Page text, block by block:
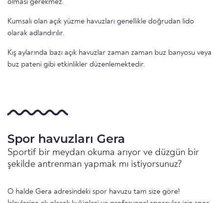
olması gerekmez.
Kumsalı olan açık yüzme havuzları genellikle doğrudan lido
olarak adlandırılır.
Kış aylarında bazı açık havuzlar zaman zaman buz banyosu veya
buz pateni gibi etkinlikler düzenlemektedir.
Spor havuzları Gera
Sportif bir meydan okuma arıyor ve düzgün bir
şekilde antrenman yapmak mı istiyorsunuz?
O halde Gera adresindeki spor havuzu tam size göre!